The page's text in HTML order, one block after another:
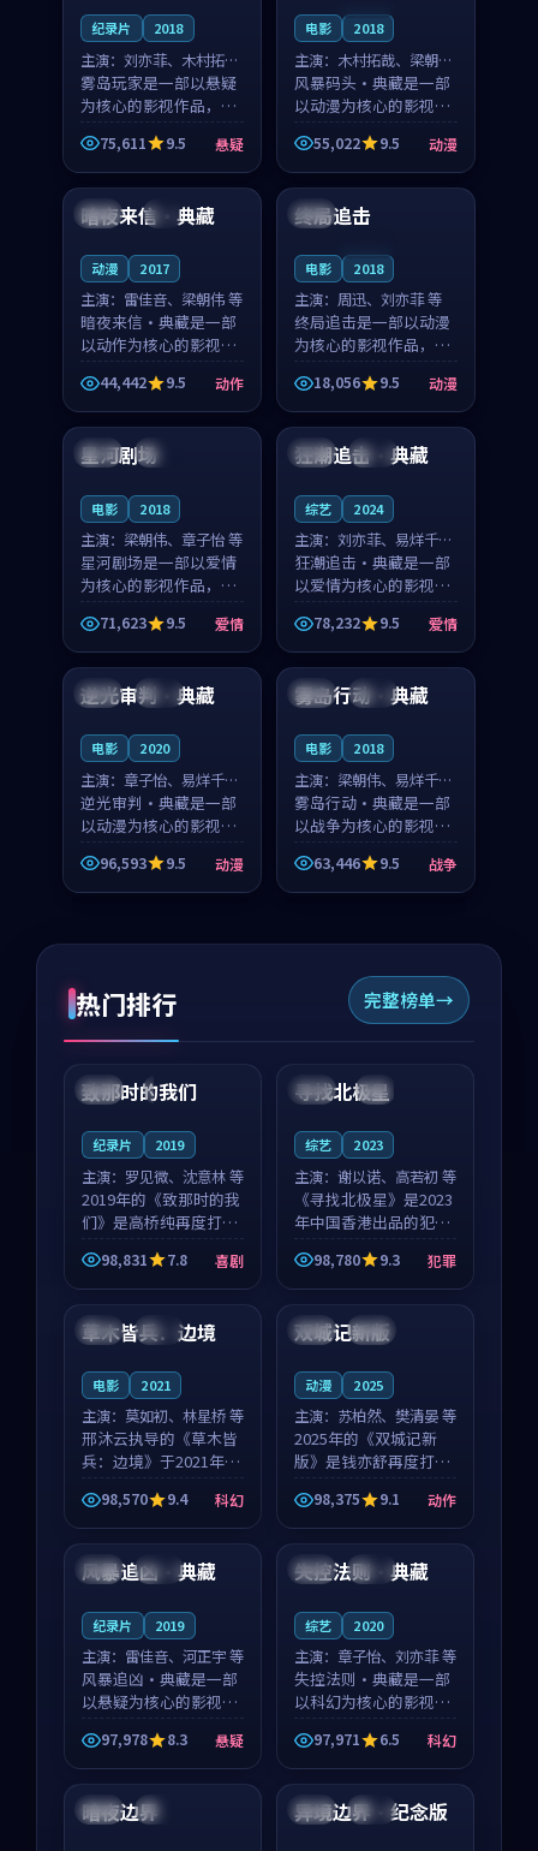
纪录片 2018
主演： 刘亦菲、木村拓哉
等
雾岛玩家是一部以悬疑
为核心的影视作品，围
绕危机、反转与人物成
长展开，整体节奏紧
凑，值得推荐观看。
75,611 9.5 悬疑
电影 2018
主演： 木村拓哉、梁朝伟
等
风暴码头·典藏是一部
以动漫为核心的影视作
品，围绕危机、反转与
人物成长展开，整体节
奏紧凑，值得推荐观
55,022 9.5 动漫
中国 4K
暗夜来信·典藏
动漫 2017
主演： 雷佳音、梁朝伟 等
暗夜来信·典藏是一部
以动作为核心的影视作
品，围绕危机、反转与
人物成长展开，整体节
奏紧凑，值得推荐观
看。
44,442 9.5 动作
英国
终局追击
电影 2018
主演： 周迅、刘亦菲 等
终局追击是一部以动漫
为核心的影视作品，围
绕危机、反转与人物成
长展开，整体节奏紧
凑，值得推荐观看。
18,056 9.5 动漫
泰国 完结
星河剧场
电影 2018
主演： 梁朝伟、章子怡 等
星河剧场是一部以爱情
为核心的影视作品，围
绕危机、反转与人物成
长展开，整体节奏紧
凑，值得推荐观看。
71,623 9.5 爱情
中国 独播
狂潮追击·典藏
综艺 2024
主演： 刘亦菲、易烊千玺
等
狂潮追击·典藏是一部
以爱情为核心的影视作
品，围绕危机、反转与
人物成长展开，整体节
奏紧凑，值得推荐观
看。
78,232 9.5 爱情
中国 高分
逆光审判·典藏
电影 2020
主演： 章子怡、易烊千玺
等
逆光审判·典藏是一部
以动漫为核心的影视作
品，围绕危机、反转与
人物成长展开，整体节
奏紧凑，值得推荐观
96,593 9.5 动漫
中国 高分
雾岛行动·典藏
电影 2018
主演： 梁朝伟、易烊千玺
等
雾岛行动·典藏是一部
以战争为核心的影视作
品，围绕危机、反转与
人物成长展开，整体节
奏紧凑，值得推荐观
63,446 9.5 战争
热门排行 完整榜单
中国 4K
99:22
致那时的我们
纪录片 2019
主演： 罗见微、沈意林 等
2019年的《致那时的我
们》是高桥纯再度打磨
的喜剧佳作。中国大陆
的取景与都市寓言的氛
围相互成就，罗见微与
沈意林的对手戏自然克
制，让整部影片在悬
98,831 7.8 喜剧
中国 4K
99:18
寻找北极星
综艺 2023
主演： 谢以诺、高若初 等
《寻找北极星》是2023
年中国香港出品的犯罪
新作，主创团队希望用
公路冒险的故事让观众
停下来想一想。谢以诺
领衔，高若初担任重要
角色，戚南柯的叙事
98,780 9.3 犯罪
泰国 独播
草木皆兵：边境
电影 2021
主演： 莫如初、林星桥 等
邢沐云执导的《草木皆
兵：边境》于2021年面
世，泰国的城市气质与
校园青春的人物心境共
同构筑了影片基调。莫
如初、林星桥用细腻的
表演撑起整部科幻电
98,570 9.4 科幻
中国 独播
双城记新版
动漫 2025
主演： 苏柏然、樊清晏 等
2025年的《双城记新
版》是钱亦舒再度打磨
的动作佳作。中国大陆
的取景与沙漠探险的氛
围相互成就，苏柏然与
樊清晏的对手戏自然克
制，让整部影片在悬念
98,375 9.1 动作
中国 高分
风暴追凶·典藏
纪录片 2019
主演： 雷佳音、河正宇 等
风暴追凶·典藏是一部
以悬疑为核心的影视作
品，围绕危机、反转与
人物成长展开，整体节
奏紧凑，值得推荐观
看。
97,978 8.3 悬疑
法国 院线
失控法则·典藏
综艺 2020
主演： 章子怡、刘亦菲 等
失控法则·典藏是一部
以科幻为核心的影视作
品，围绕危机、反转与
人物成长展开，整体节
奏紧凑，值得推荐观
看。
97,971 6.5 科幻
法国 院线
暗夜边界 中国 独播
异境边界·纪念版